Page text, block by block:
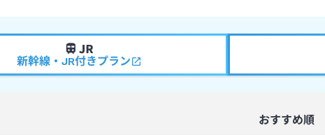
新幹線・JR付きプラン
おすすめ順